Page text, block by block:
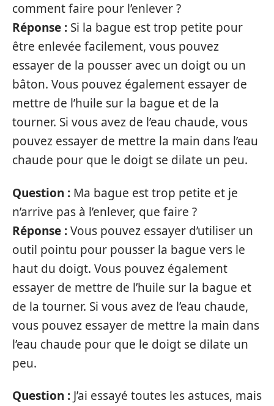
comment faire pour l’enlever ?
Réponse : Si la bague est trop petite pour
être enlevée facilement, vous pouvez
essayer de la pousser avec un doigt ou un
bâton. Vous pouvez également essayer de
mettre de l’huile sur la bague et de la
tourner. Si vous avez de l’eau chaude, vous
pouvez essayer de mettre la main dans l’eau
chaude pour que le doigt se dilate un peu.
Question : Ma bague est trop petite et je
n’arrive pas à l’enlever, que faire ?
Réponse :Vous pouvez essayer d’utiliser un
outil pointu pour pousser la bague vers le
haut du doigt. Vous pouvez également
essayer de mettre de l’huile sur la bague et
de la tourner. Si vous avez de l’eau chaude,
vous pouvez essayer de mettre la main dans
l’eau chaude pour que le doigt se dilate un
peu.
Question : J’ai essayé toutes les astuces, mais